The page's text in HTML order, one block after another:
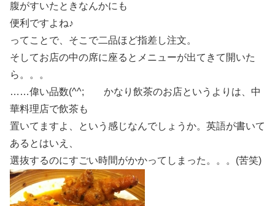
腹がすいたときなんかにも
便利ですよね♪
ってことで、そこで二品ほど指差し注文。
そしてお店の中の席に座るとメニューが出てきて開いた
ら。。。
……偉い品数(^^; かなり飲茶のお店というよりは、中
華料理店で飲茶も
置いてますよ、という感じなんでしょうか。英語が書いて
あるとはいえ、
選抜するのにすごい時間がかかってしまった。。。(苦笑)